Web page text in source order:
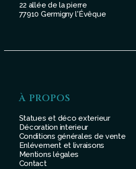
22 allée de la pierre
77910 Germigny l'Évêque
À PROPOS
Statues et déco exterieur
Décoration interieur
Conditions générales de vente
Enlévement et livraisons
Mentions légales
Contact